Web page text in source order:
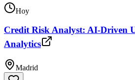
Hoy
Credit Risk Analyst: AI-Driven
Analytics
Madrid